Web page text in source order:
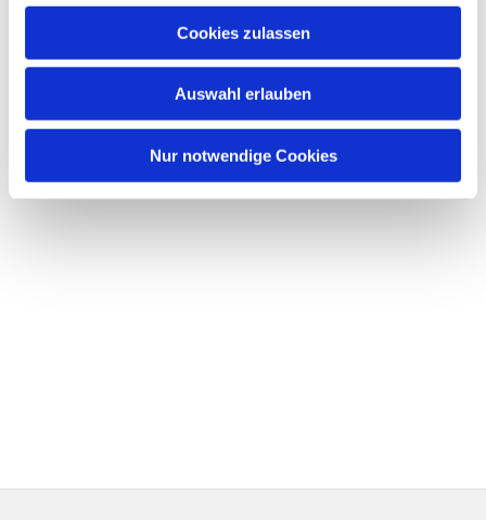
Cookies zulassen
Auswahl erlauben
Nur notwendige Cookies